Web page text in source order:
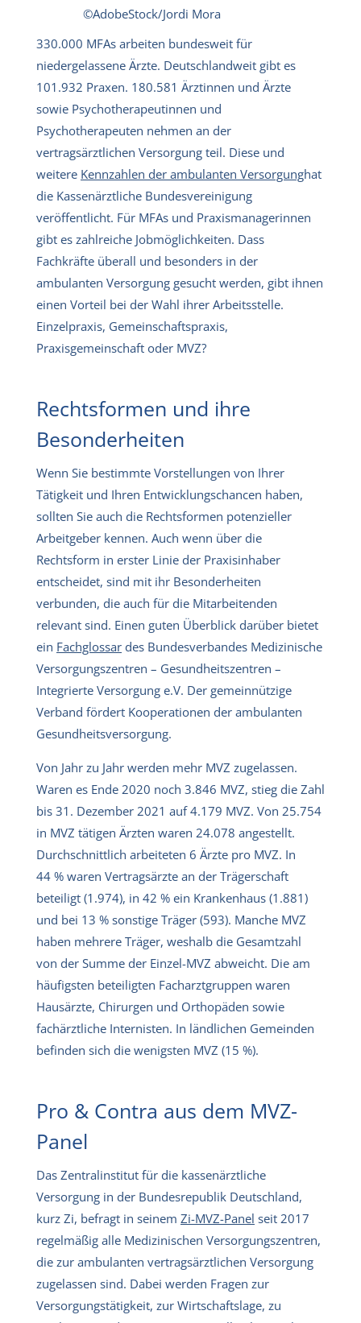
©AdobeStock/Jordi Mora
330.000 MFAs arbeiten bundesweit für
niedergelassene Ärzte. Deutschlandweit gibt es
101.932 Praxen. 180.581 Ärztinnen und Ärzte
sowie Psychotherapeutinnen und
Psychotherapeuten nehmen an der
vertragsärztlichen Versorgung teil. Diese und
weitere Kennzahlen der ambulanten Versorgunghat
die Kassenärztliche Bundesvereinigung
veröffentlicht. Für MFAs und Praxismanagerinnen
gibt es zahlreiche Jobmöglichkeiten. Dass
Fachkräfte überall und besonders in der
ambulanten Versorgung gesucht werden, gibt ihnen
einen Vorteil bei der Wahl ihrer Arbeitsstelle.
Einzelpraxis, Gemeinschaftspraxis,
Praxisgemeinschaft oder MVZ?
Rechtsformen und ihre
Besonderheiten
Wenn Sie bestimmte Vorstellungen von Ihrer
Tätigkeit und Ihren Entwicklungschancen haben,
sollten Sie auch die Rechtsformen potenzieller
Arbeitgeber kennen. Auch wenn über die
Rechtsform in erster Linie der Praxisinhaber
entscheidet, sind mit ihr Besonderheiten
verbunden, die auch für die Mitarbeitenden
relevant sind. Einen guten Überblick darüber bietet
ein Fachglossar des Bundesverbandes Medizinische
Versorgungszentren – Gesundheitszentren –
Integrierte Versorgung e.V. Der gemeinnützige
Verband fördert Kooperationen der ambulanten
Gesundheitsversorgung.
Von Jahr zu Jahr werden mehr MVZ zugelassen.
Waren es Ende 2020 noch 3.846 MVZ, stieg die Zahl
bis 31. Dezember 2021 auf 4.179 MVZ. Von 25.754
in MVZ tätigen Ärzten waren 24.078 angestellt.
Durchschnittlich arbeiteten 6 Ärzte pro MVZ. In
44 % waren Vertragsärzte an der Trägerschaft
beteiligt (1.974), in 42 % ein Krankenhaus (1.881)
und bei 13 % sonstige Träger (593). Manche MVZ
haben mehrere Träger, weshalb die Gesamtzahl
von der Summe der Einzel-MVZ abweicht. Die am
häufigsten beteiligten Facharztgruppen waren
Hausärzte, Chirurgen und Orthopäden sowie
fachärztliche Internisten. In ländlichen Gemeinden
befinden sich die wenigsten MVZ (15 %).
Pro & Contra aus dem MVZ-
Panel
Das Zentralinstitut für die kassenärztliche
Versorgung in der Bundesrepublik Deutschland,
kurz Zi, befragt in seinem Zi-MVZ-Panel seit 2017
regelmäßig alle Medizinischen Versorgungszentren,
die zur ambulanten vertragsärztlichen Versorgung
zugelassen sind. Dabei werden Fragen zur
Versorgungstätigkeit, zur Wirtschaftslage, zu